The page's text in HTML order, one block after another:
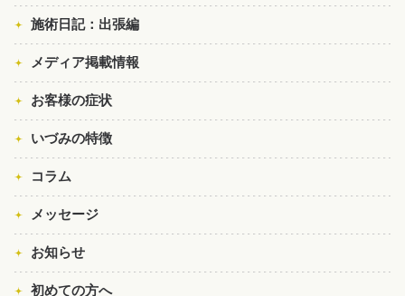
施術日記：出張編
メディア掲載情報
お客様の症状
いづみの特徴
コラム
メッセージ
お知らせ
初めての方へ